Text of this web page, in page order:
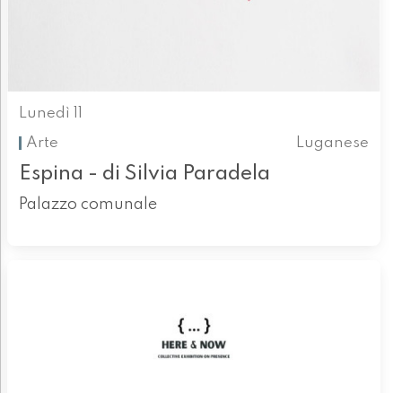
Lunedì 11
Arte
Luganese
Espina - di Silvia Paradela
Palazzo comunale